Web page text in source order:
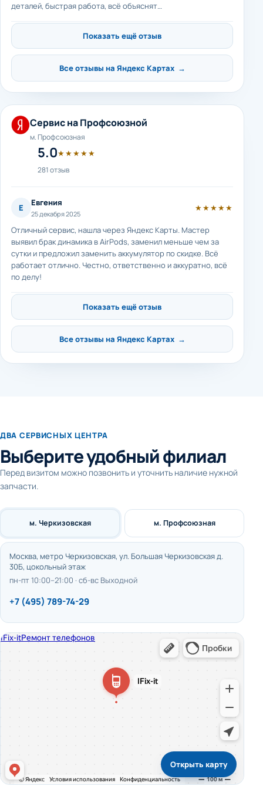
деталей, быстрая работа, всё объяснят…
Показать ещё отзыв
Все отзывы на Яндекс Картах →
Сервис на Профсоюзной
м. Профсоюзная
5.0★★★★★
281 отзыв
Е Евгения
25 декабря 2025
★★★★★
Отличный сервис, нашла через Яндекс Карты. Мастер
выявил брак динамика в AirPods, заменил меньше чем за
сутки и предложил заменить аккумулятор по скидке. Всё
работает отлично. Честно, ответственно и аккуратно, всё
по делу!
Показать ещё отзыв
Все отзывы на Яндекс Картах →
ДВА СЕРВИСНЫХ ЦЕНТРА
Выберите удобный филиал
Перед визитом можно позвонить и уточнить наличие нужной
запчасти.
м. Черкизовская
Москва, метро Черкизовская, ул. Большая Черкизовская д.
30Б, цокольный этаж
пн-пт 10:00–21:00 · сб-вс Выходной
+7 (495) 789-74-29
м. Профсоюзная
Открыть карту